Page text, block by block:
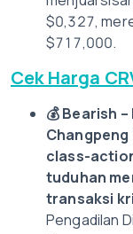
$0,327,
$717,000.
Cek Harga
💰Bearish
class-
tuduhan
transaksi
Pengadilan